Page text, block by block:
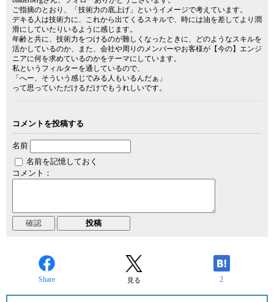
ご指摘のとおり、「技術力の底上げ」というイメージで考えています。
デキる人は技術力に、これから出てくるスキルで、時には油を差してより潤
滑にしていたりいるように感じます。
年齢と共に、技術力をつけるのが難しくなったときに、どのようなスキルを
活かしているのか、また、会社や周りのメンバーやお客様が【今の】エンジ
ニアに何を求めているのかをテーマにしています。
私というフィルターを通しているので、
「へー、そういう感じでみる人もいるんだぁ」
って思っていただけるだけでもうれしいです。
コメントを投稿する
名前
名前を記憶しておく
コメント：
Share 見る 2